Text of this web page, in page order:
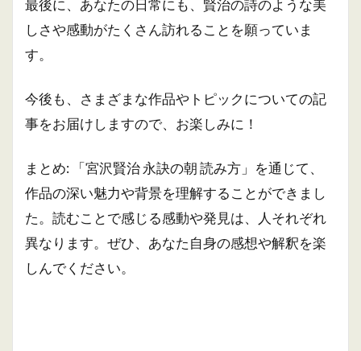
最後に、あなたの日常にも、賢治の詩のような美
しさや感動がたくさん訪れることを願っていま
す。
今後も、さまざまな作品やトピックについての記
事をお届けしますので、お楽しみに！
まとめ: 「宮沢賢治 永訣の朝 読み方」を通じて、
作品の深い魅力や背景を理解することができまし
た。読むことで感じる感動や発見は、人それぞれ
異なります。ぜひ、あなた自身の感想や解釈を楽
しんでください。